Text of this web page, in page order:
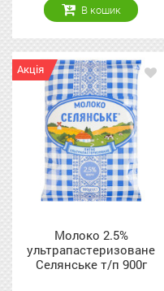
В кошик
Акція
Молоко 2.5%
ультрапастеризоване
Селянське т/п 900г